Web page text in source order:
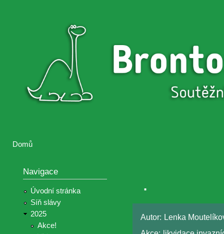
Brontosaurus
Brontosaurus
Domů
Navigace
Úvodní stránka
Síň slávy
2025
Akce!
.
Autor: Lenka